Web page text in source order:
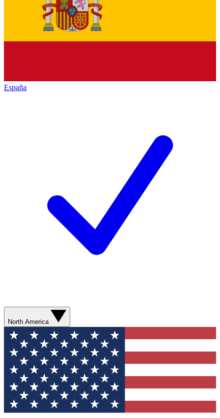
España
North America